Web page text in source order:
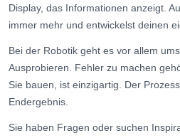
Display, das Informationen anzeigt.
immer mehr und entwickelst deinen
Bei der Robotik geht es vor allem
Ausprobieren. Fehler zu machen
Sie bauen, ist einzigartig. Der
Endergebnis.
Sie haben Fragen oder suchen